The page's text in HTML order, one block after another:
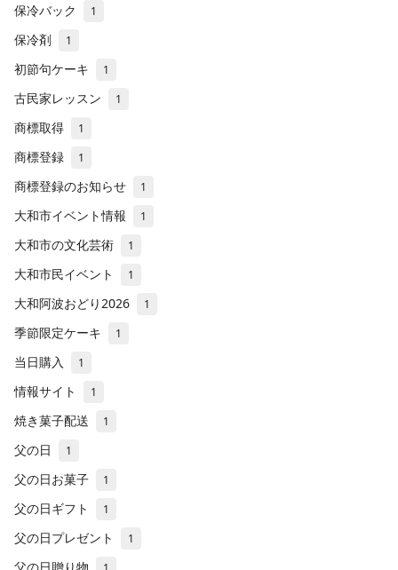
保冷バック 1
保冷剤 1
初節句ケーキ 1
古民家レッスン 1
商標取得 1
商標登録 1
商標登録のお知らせ 1
大和市イベント情報 1
大和市の文化芸術 1
大和市民イベント 1
大和阿波おどり2026 1
季節限定ケーキ 1
当日購入 1
情報サイト 1
焼き菓子配送 1
父の日 1
父の日お菓子 1
父の日ギフト 1
父の日プレゼント 1
父の日贈り物